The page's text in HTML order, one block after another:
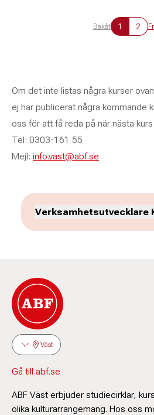
Bakåt 1 2
Om det inte listas några kurser
ej har publicerat några kommande
oss för att få reda på när nästa
Tel: 0303-161 55
Mejl: info.vast@abf.se
Verksamhetsutvecklare
Väst
Gå till abf.se
ABF Väst erbjuder studiecirklar,
olika kulturarrangemang. Hos oss